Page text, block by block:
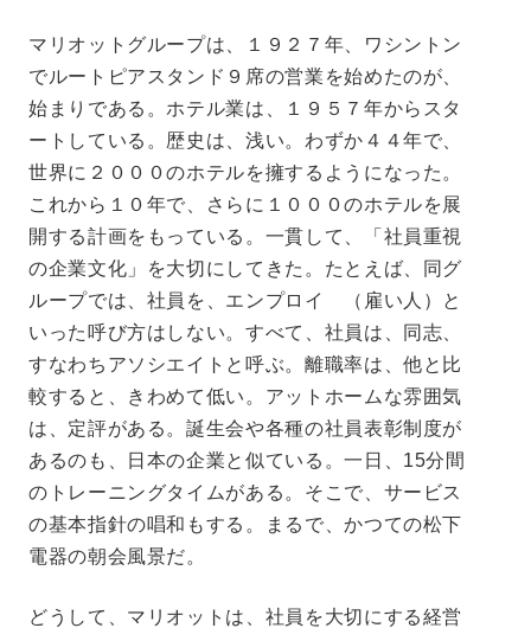
マリオットグループは、１９２７年、ワシントン
でルートピアスタンド９席の営業を始めたのが、
始まりである。ホテル業は、１９５７年からスタ
ートしている。歴史は、浅い。わずか４４年で、
世界に２０００のホテルを擁するようになった。
これから１０年で、さらに１０００のホテルを展
開する計画をもっている。一貫して、「社員重視
の企業文化」を大切にしてきた。たとえば、同グ
ループでは、社員を、エンプロイ （雇い人）と
いった呼び方はしない。すべて、社員は、同志、
すなわちアソシエイトと呼ぶ。離職率は、他と比
較すると、きわめて低い。アットホームな雰囲気
は、定評がある。誕生会や各種の社員表彰制度が
あるのも、日本の企業と似ている。一日、15分間
のトレーニングタイムがある。そこで、サービス
の基本指針の唱和もする。まるで、かつての松下
電器の朝会風景だ。
どうして、マリオットは、社員を大切にする経営